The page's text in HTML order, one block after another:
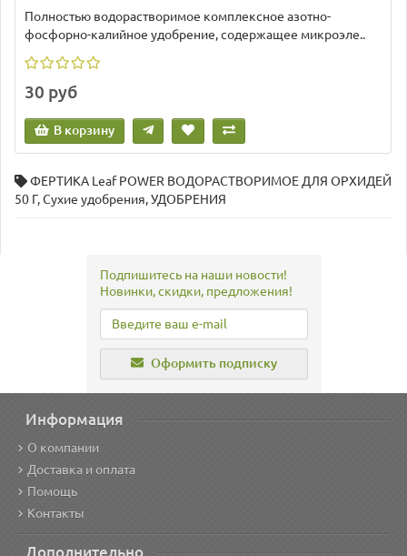
Полностью водорастворимое комплексное азотно-
фосфорно-калийное удобрение, содержащее микроэле..
30 руб
В корзину
ФЕРТИКА Leaf POWER ВОДОРАСТВОРИМОЕ ДЛЯ ОРХИДЕЙ
50 Г,Сухие удобрения,УДОБРЕНИЯ
Подпишитесь на наши новости!
Новинки, скидки, предложения!
Оформить подписку
Информация
О компании
Доставка и оплата
Помощь
Контакты
Дополнительно